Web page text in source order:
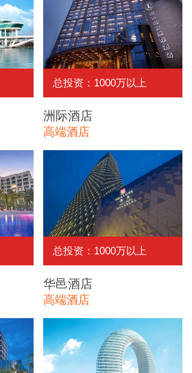
总投资：1000万以上
洲际酒店
高端酒店
总投资：1000万以上
华邑酒店
高端酒店